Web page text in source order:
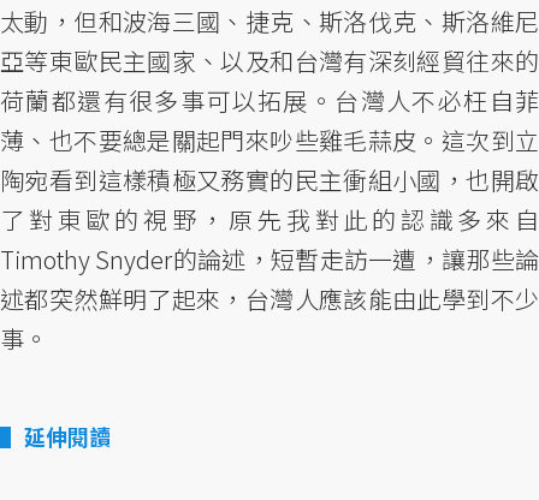
太動，但和波海三國、捷克、斯洛伐克、斯洛維尼
亞等東歐民主國家、以及和台灣有深刻經貿往來的
荷蘭都還有很多事可以拓展。台灣人不必枉自菲
薄、也不要總是關起門來吵些雞毛蒜皮。這次到立
陶宛看到這樣積極又務實的民主衝組小國，也開啟
了對東歐的視野，原先我對此的認識多來自
Timothy Snyder的論述，短暫走訪一遭，讓那些論
述都突然鮮明了起來，台灣人應該能由此學到不少
事。
延伸閱讀